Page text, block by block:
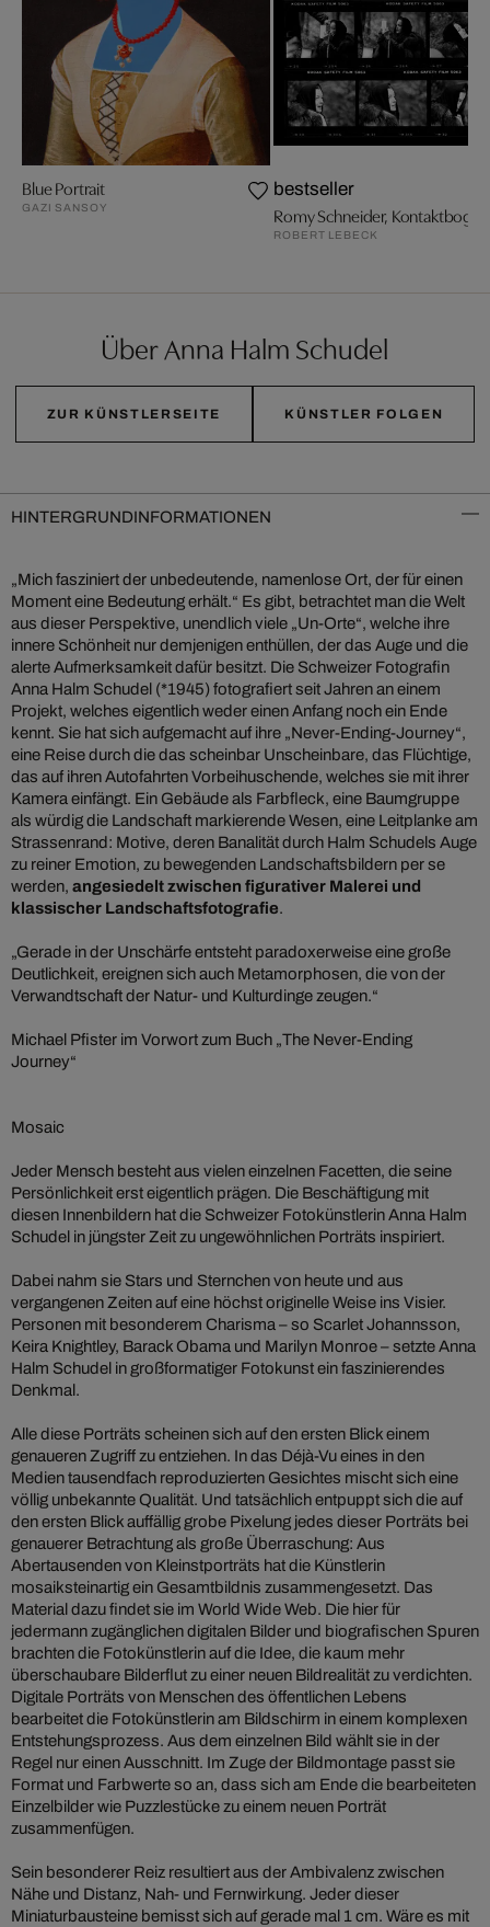
Blue Portrait
GAZI SANSOY
bestseller
Romy Schneider, Kontaktbogen
ROBERT LEBECK
Über Anna Halm Schudel
ZUR KÜNSTLERSEITE KÜNSTLER FOLGEN
HINTERGRUNDINFORMATIONEN
„Mich fasziniert der unbedeutende, namenlose Ort, der für einen
Moment eine Bedeutung erhält.“ Es gibt, betrachtet man die Welt
aus dieser Perspektive, unendlich viele „Un-Orte“, welche ihre
innere Schönheit nur demjenigen enthüllen, der das Auge und die
alerte Aufmerksamkeit dafür besitzt. Die Schweizer Fotografin
Anna Halm Schudel (*1945) fotografiert seit Jahren an einem
Projekt, welches eigentlich weder einen Anfang noch ein Ende
kennt. Sie hat sich aufgemacht auf ihre „Never-Ending-Journey“,
eine Reise durch die das scheinbar Unscheinbare, das Flüchtige,
das auf ihren Autofahrten Vorbeihuschende, welches sie mit ihrer
Kamera einfängt. Ein Gebäude als Farbfleck, eine Baumgruppe
als würdig die Landschaft markierende Wesen, eine Leitplanke am
Strassenrand: Motive, deren Banalität durch Halm Schudels Auge
zu reiner Emotion, zu bewegenden Landschaftsbildern per se
werden, angesiedelt zwischen figurativer Malerei und
klassischer Landschaftsfotografie.
„Gerade in der Unschärfe entsteht paradoxerweise eine große
Deutlichkeit, ereignen sich auch Metamorphosen, die von der
Verwandtschaft der Natur- und Kulturdinge zeugen.“
Michael Pfister im Vorwort zum Buch „The Never-Ending
Journey“
Mosaic
Jeder Mensch besteht aus vielen einzelnen Facetten, die seine
Persönlichkeit erst eigentlich prägen. Die Beschäftigung mit
diesen Innenbildern hat die Schweizer Fotokünstlerin Anna Halm
Schudel in jüngster Zeit zu ungewöhnlichen Porträts inspiriert.
Dabei nahm sie Stars und Sternchen von heute und aus
vergangenen Zeiten auf eine höchst originelle Weise ins Visier.
Personen mit besonderem Charisma – so Scarlet Johannsson,
Keira Knightley, Barack Obama und Marilyn Monroe – setzte Anna
Halm Schudel in großformatiger Fotokunst ein faszinierendes
Denkmal.
Alle diese Porträts scheinen sich auf den ersten Blick einem
genaueren Zugriff zu entziehen. In das Déjà-Vu eines in den
Medien tausendfach reproduzierten Gesichtes mischt sich eine
völlig unbekannte Qualität. Und tatsächlich entpuppt sich die auf
den ersten Blick auffällig grobe Pixelung jedes dieser Porträts bei
genauerer Betrachtung als große Überraschung: Aus
Abertausenden von Kleinstporträts hat die Künstlerin
mosaiksteinartig ein Gesamtbildnis zusammengesetzt. Das
Material dazu findet sie im World Wide Web. Die hier für
jedermann zugänglichen digitalen Bilder und biografischen Spuren
brachten die Fotokünstlerin auf die Idee, die kaum mehr
überschaubare Bilderflut zu einer neuen Bildrealität zu verdichten.
Digitale Porträts von Menschen des öffentlichen Lebens
bearbeitet die Fotokünstlerin am Bildschirm in einem komplexen
Entstehungsprozess. Aus dem einzelnen Bild wählt sie in der
Regel nur einen Ausschnitt. Im Zuge der Bildmontage passt sie
Format und Farbwerte so an, dass sich am Ende die bearbeiteten
Einzelbilder wie Puzzlestücke zu einem neuen Porträt
zusammenfügen.
Sein besonderer Reiz resultiert aus der Ambivalenz zwischen
Nähe und Distanz, Nah- und Fernwirkung. Jeder dieser
Miniaturbausteine bemisst sich auf gerade mal 1 cm. Wäre es mit